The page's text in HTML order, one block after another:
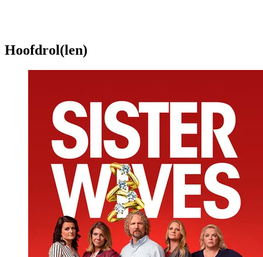
Hoofdrol(len)